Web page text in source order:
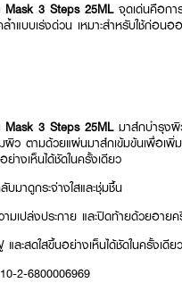
Mask 3 Steps 25ML จุดเด่นคือก
แบบเร่งด่วน เหมาะสำหรับใช้ก่อน
Mask 3 Steps 25ML มาส์กบำรุงผิ
ผิว ตามด้วยแผ่นมาส์กเข้มข้นเพื่อเ
างเห็นได้ชัดในครั้งเดียว
าดูกระจ่างใสและชุ่มชื้น
มเปล่งประกาย และปิดท้ายด้วยอาย
ละสดใสขึ้นอย่างเห็นได้ชัดในครั้งเดียว
2-6800006969